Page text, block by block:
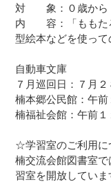
対 象：０歳から
内 容：「ももた
型絵本などを使って
自動車文庫
７月巡回日：７月２
楠本郷公民館：午
楠福祉会館：午前
☆学習室のご利用に
楠交流会館図書室
習室を開放していま